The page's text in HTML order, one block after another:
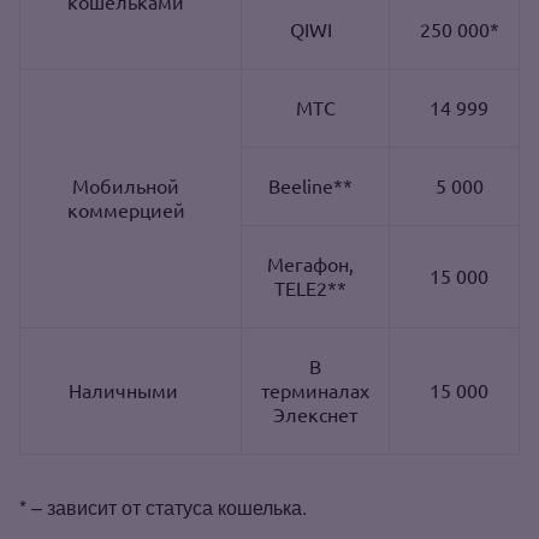
QIWI
250 000*
Мобильной
коммерцией
МТС 14 999
Beeline** 5 000
Мегафон,
TELE2**
15 000
Наличными
В
терминалах
Элекснет
15 000
* – зависит от статуса кошелька.